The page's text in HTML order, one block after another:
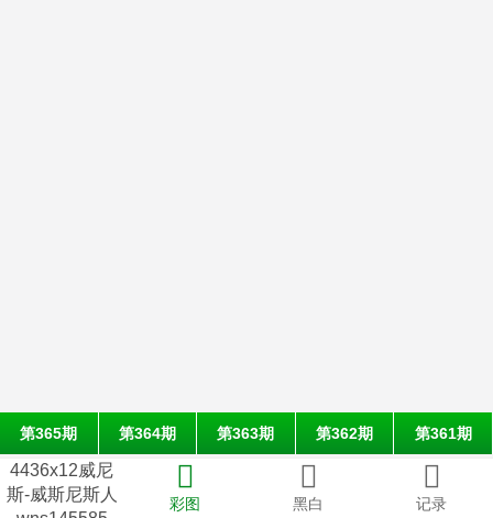
第365期 第364期 第363期 第362期 第361期
4436x12威尼
斯-威斯尼斯人
彩图 黑白 记录